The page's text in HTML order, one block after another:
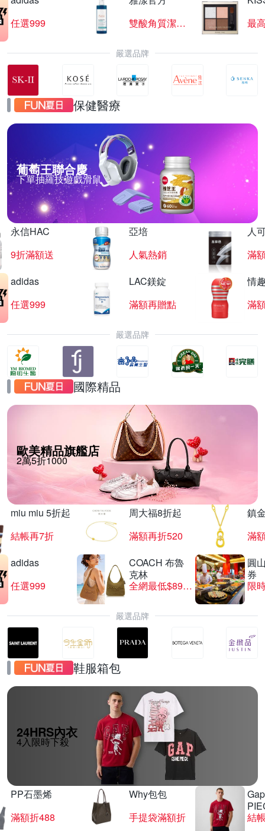
任選999
雙酸角質潔膚露
最
嚴選品牌
保健醫療
葡萄王聯合慶
下單抽羅技遊戲滑鼠
永信HAC
9折滿額送
亞培
人氣熱銷
人
滿
adidas
任選999
LAC鎂錠
滿額再贈點
情
滿
嚴選品牌
國際精品
歐美精品旗艦店
2萬5折1000
miu miu 5折起
結帳再7折
周大福8折起
滿額再折520
鎮
滿
adidas
任選999
COACH 布魯
克林
全網最低$8999
圓
券
限
嚴選品牌
鞋服箱包
24HRS內衣
4入限時下殺
PP石墨烯
滿額折488
Why包包
手提袋滿額折
結